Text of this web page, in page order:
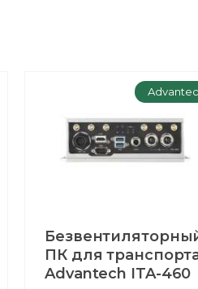
ПК для
Advantech ITA-460